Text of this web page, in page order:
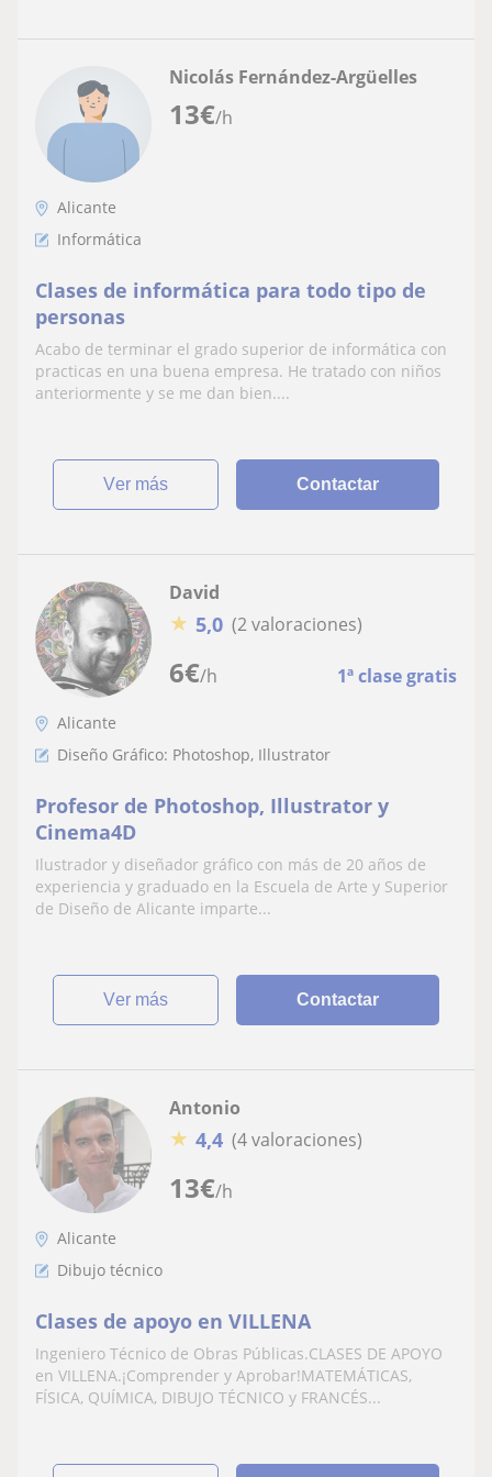
13€/h
Nicolás Fernández-Argüelles
Alicante
Informática
Clases de informática para todo tipo de
personas
Acabo de terminar el grado superior de informática con
practicas en una buena empresa. He tratado con niños
anteriormente y se me dan bien....
ver más Contactar
6€/h 1ª clase gratis
David
★ 5,0 (2 valoraciones)
Alicante
Diseño Gráfico: Photoshop, Illustrator
Profesor de Photoshop, Illustrator y
Cinema4D
Ilustrador y diseñador gráfico con más de 20 años de
experiencia y graduado en la Escuela de Arte y Superior
de Diseño de Alicante imparte...
ver más Contactar
13€/h
Antonio
★ 4,4 (4 valoraciones)
Alicante
Dibujo técnico
Clases de apoyo en VILLENA
Ingeniero Técnico de Obras Públicas.CLASES DE APOYO
en VILLENA.¡Comprender y Aprobar!MATEMÁTICAS,
FÍSICA, QUÍMICA, DIBUJO TÉCNICO y FRANCÉS...